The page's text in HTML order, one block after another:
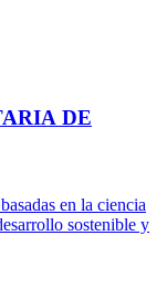
DE
en la ciencia
sostenible y